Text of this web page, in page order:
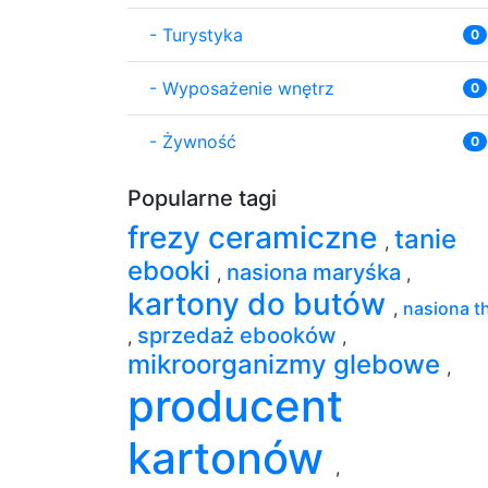
- Turystyka 0
- Wyposażenie wnętrz 0
- Żywność 0
Popularne tagi
frezy ceramiczne , tanie
ebooki , nasiona maryśka ,
kartony do butów , nasiona
, sprzedaż ebooków ,
mikroorganizmy glebowe ,
producent
kartonów
,